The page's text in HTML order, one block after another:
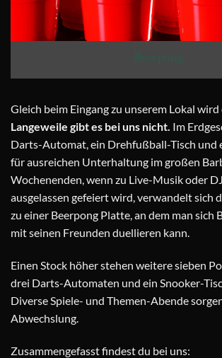
Beerpong
Gleich beim Eingang zu unserem Lokal wird
Langeweile gibt es bei uns nicht. Im
Darts-Automat, ein Drehfußball-Tisch und
für ausreichen Unterhaltung im großen
Wochenenden, wenn zu Live-Musik oder
ausgelassen gefeiert wird, verwandelt sich
zu einer Beerpong Platte, an dem man sich
mit seinen Freunden duellieren kann.
Einen Stock höher stehen weitere sieben
drei Darts-Automaten und ein Snooker-
Diverse Spiele- und Themen-Abende
Abwechslung.
Zusammengefasst findest du bei uns: